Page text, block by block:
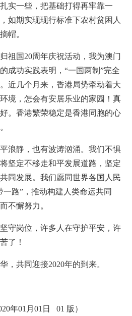
实一些，把基础打得再牢靠一
如期实现现行标准下农村贫困人
帽。
祖国20周年庆祝活动，我为澳门
成功实践表明，“一国两制”完全
近几个月来，香港局势牵动着大
境，怎会有安居乐业的家园！真
。香港繁荣稳定是香港同胞的心
浪静，也有波涛汹涌。我们不惧
坚定不移走和平发展道路，坚定
同发展。我们愿同世界各国人民
路”，推动构建人类命运共同
不懈努力。
守岗位，许多人在守护平安，许
了！
，共同迎接2020年的到来。
年01月01日 01 版）